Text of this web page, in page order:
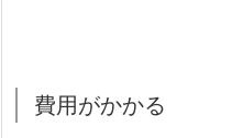
費用がかかる